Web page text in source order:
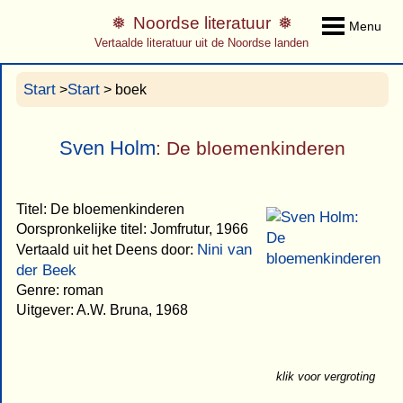
Menu
Noordse literatuur
Vertaalde literatuur uit de Noordse landen
Start >Start > boek
Sven Holm: De bloemenkinderen
klik voor vergroting
Titel: De bloemenkinderen
Oorspronkelijke titel: Jomfrutur, 1966
Vertaald uit het Deens door: Nini van
der Beek
Genre: roman
Uitgever: A.W. Bruna, 1968